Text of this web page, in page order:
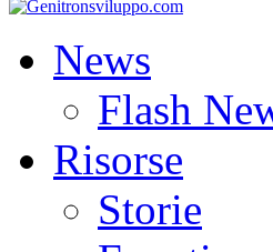
News
Flash
Risorse
Storie